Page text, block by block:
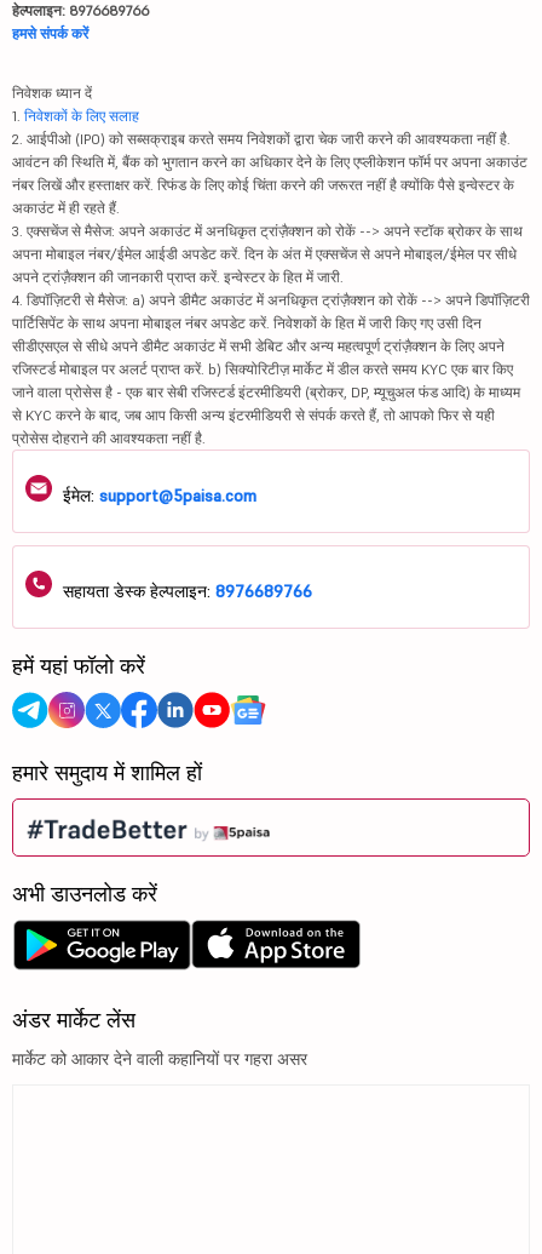
हेल्पलाइन: 8976689766
हमसे संपर्क करें
निवेशक ध्यान दें
1. निवेशकों के लिए सलाह
2. आईपीओ (IPO) को सब्सक्राइब करते समय निवेशकों द्वारा चेक जारी करने की आवश्यकता नहीं है.
आवंटन की स्थिति में, बैंक को भुगतान करने का अधिकार देने के लिए एप्लीकेशन फॉर्म पर अपना अकाउंट
नंबर लिखें और हस्ताक्षर करें. रिफंड के लिए कोई चिंता करने की जरूरत नहीं है क्योंकि पैसे इन्वेस्टर के
अकाउंट में ही रहते हैं.
3. एक्सचेंज से मैसेज: अपने अकाउंट में अनधिकृत ट्रांज़ैक्शन को रोकें --> अपने स्टॉक ब्रोकर के साथ
अपना मोबाइल नंबर/ईमेल आईडी अपडेट करें. दिन के अंत में एक्सचेंज से अपने मोबाइल/ईमेल पर सीधे
अपने ट्रांज़ैक्शन की जानकारी प्राप्त करें. इन्वेस्टर के हित में जारी.
4. डिपॉज़िटरी से मैसेज: a) अपने डीमैट अकाउंट में अनधिकृत ट्रांज़ैक्शन को रोकें --> अपने डिपॉज़िटरी
पार्टिसिपेंट के साथ अपना मोबाइल नंबर अपडेट करें. निवेशकों के हित में जारी किए गए उसी दिन
सीडीएसएल से सीधे अपने डीमैट अकाउंट में सभी डेबिट और अन्य महत्वपूर्ण ट्रांज़ैक्शन के लिए अपने
रजिस्टर्ड मोबाइल पर अलर्ट प्राप्त करें. b) सिक्योरिटीज़ मार्केट में डील करते समय KYC एक बार किए
जाने वाला प्रोसेस है - एक बार सेबी रजिस्टर्ड इंटरमीडियरी (ब्रोकर, DP, म्यूचुअल फंड आदि) के माध्यम
से KYC करने के बाद, जब आप किसी अन्य इंटरमीडियरी से संपर्क करते हैं, तो आपको फिर से यही
प्रोसेस दोहराने की आवश्यकता नहीं है.
ईमेल: support@5paisa.com
सहायता डेस्क हेल्पलाइन: 8976689766
हमें यहां फॉलो करें
हमारे समुदाय में शामिल हों
अभी डाउनलोड करें
अंडर मार्केट लेंस
मार्केट को आकार देने वाली कहानियों पर गहरा असर